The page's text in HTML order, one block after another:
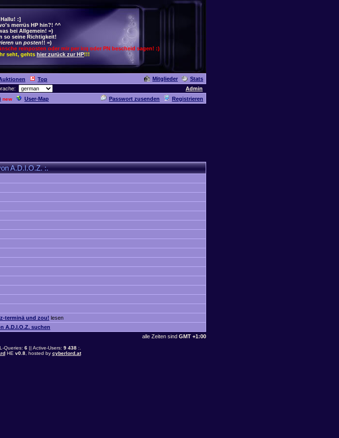
Hallu! :]
merrüs HP hin?! ^^
bei Allgemein! =)
so seine Richtigkeit!
un posten!! =)
reinposten oder mir per icq oder PN bescheid sagen! :)
seht, gehts hier zurück zur HP!!!
Top Mitglieder
Stats
Admin
new User-Map Passwort zusenden Registrieren
A.D.I.O.Z. :.
terminä und zou! lesen
A.D.I.O.Z. suchen
alle Zeiten sind GMT +1:00
Queries: 6|| Active-Users: 9 438:.
HE v0.8, hosted by cyberlord.at